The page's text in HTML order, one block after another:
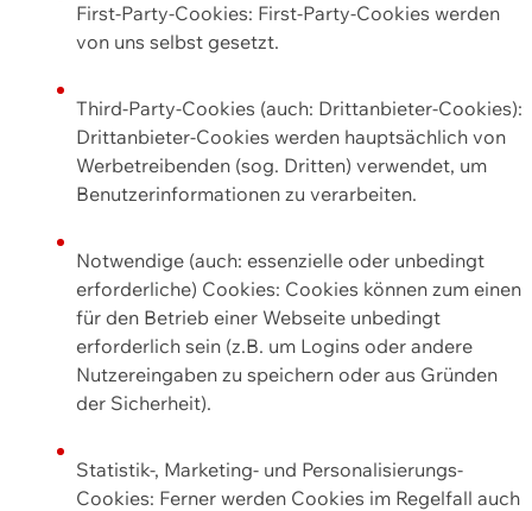
First-Party-Cookies: First-Party-Cookies werden
von uns selbst gesetzt.
Third-Party-Cookies (auch: Drittanbieter-Cookies):
Drittanbieter-Cookies werden hauptsächlich von
Werbetreibenden (sog. Dritten) verwendet, um
Benutzerinformationen zu verarbeiten.
Notwendige (auch: essenzielle oder unbedingt
erforderliche) Cookies: Cookies können zum einen
für den Betrieb einer Webseite unbedingt
erforderlich sein (z.B. um Logins oder andere
Nutzereingaben zu speichern oder aus Gründen
der Sicherheit).
Statistik-, Marketing- und Personalisierungs-
Cookies: Ferner werden Cookies im Regelfall auch